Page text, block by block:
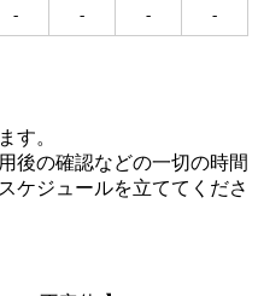
- - - -
す。
後の確認などの一切の時間
ケジュールを立ててくださ